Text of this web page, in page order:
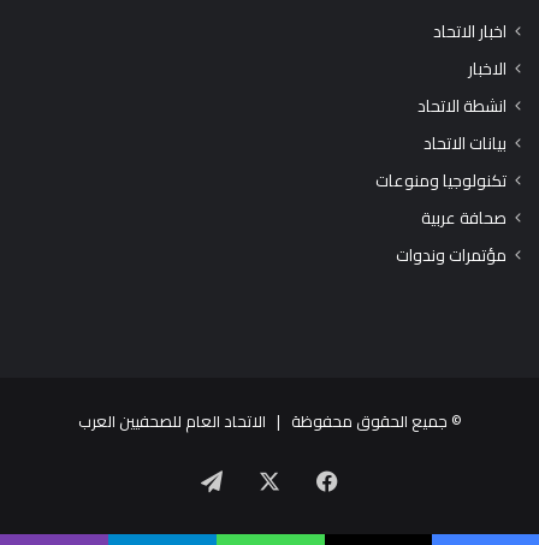
اخبار الاتحاد
الاخبار
انشطة الاتحاد
بيانات الاتحاد
تكنولوجيا ومنوعات
صحافة عربية
مؤتمرات وندوات
© جميع الحقوق محفوظة | الاتحاد العام للصحفيين العرب
فيسبوك تيلقرام